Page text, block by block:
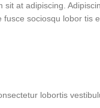
sit at adipiscing.
fusce sociosqu lobor
lobortis